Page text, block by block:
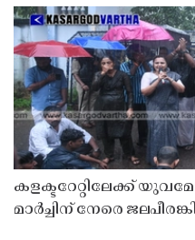
കളക്ടറേറ്റിലേക്ക്
മാർച്ചിന് നേരെ